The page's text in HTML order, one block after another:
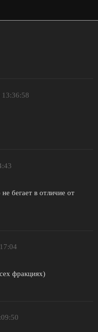
бегает в отличие от
фракциях)